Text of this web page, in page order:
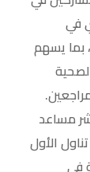
في
بما يسهم
مساعد
الأول
في